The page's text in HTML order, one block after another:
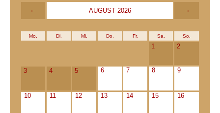
← AUGUST 2026 →
Mo. Di. Mi. Do. Fr. Sa. So.
1 2
3 4 5 6 7 8 9
10 11 12 13 14 15 16